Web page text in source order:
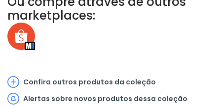
marketplaces:
Confira outros produtos da coleção
Alertas sobre novos produtos dessa coleção